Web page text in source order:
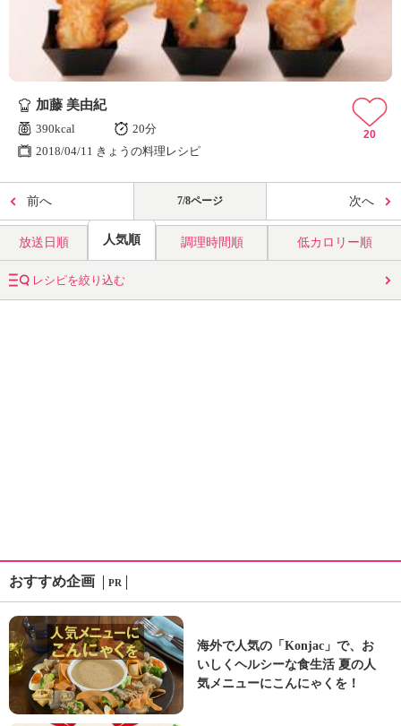
加藤 美由紀
390kcal
20分
2018/04/11 きょうの料理レシピ
20
前へ 7/8ページ 次へ
放送日順 人気順 調理時間順 低カロリー順
レシピを絞り込む
おすすめ企画 PR
海外で人気の「Konjac」で、お
いしくヘルシーな食生活 夏の人
気メニューにこんにゃくを！